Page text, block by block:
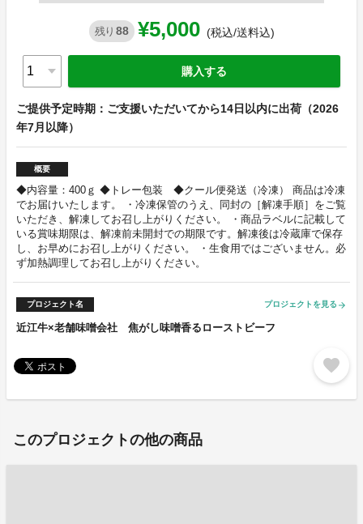
残り 88 ¥5,000 (税込/送料込)
購入する
ご提供予定時期：ご支援いただいてから14日以内に出荷（2026
年7月以降）
概要
◆内容量：400ｇ ◆トレー包装 ◆クール便発送（冷凍） 商品は冷凍
でお届けいたします。 ・冷凍保管のうえ、同封の［解凍手順］をご覧
いただき、解凍してお召し上がりください。 ・商品ラベルに記載して
いる賞味期限は、解凍前未開封での期限です。解凍後は冷蔵庫で保存
し、お早めにお召し上がりください。 ・生食用ではございません。必
ず加熱調理してお召し上がりください。
プロジェクト名 プロジェクトを見る arrow_forward
近江牛×老舗味噌会社 焦がし味噌香るローストビーフ
favorite
このプロジェクトの他の商品